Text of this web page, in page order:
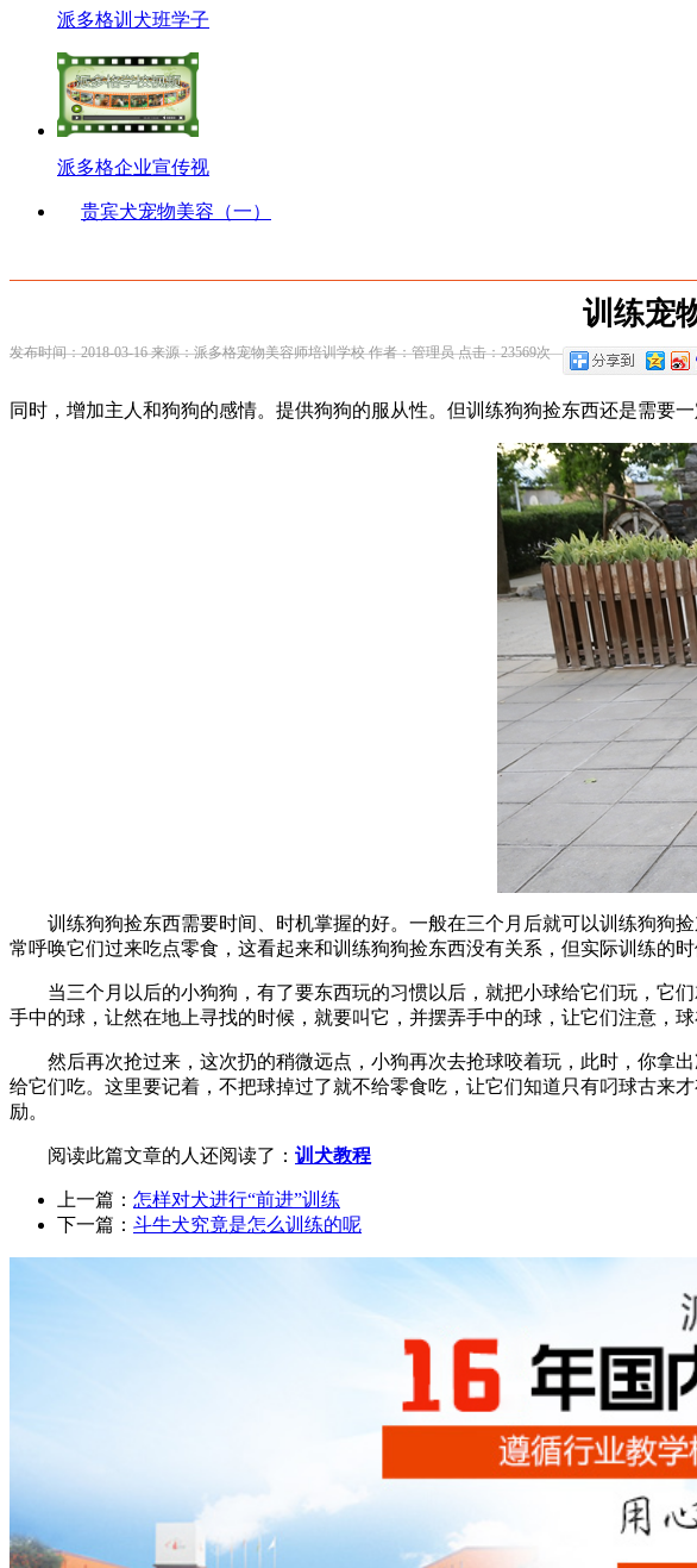
派多格训犬班学子
派多格企业宣传视
贵宾犬宠物美容（一）
训练宠
发布时间：2018-03-16 来源：派多格宠物美容师培训学校 作者：管理员 点击：23569次
同时，增加主人和狗狗的感情。提供狗狗的服从性。但训练狗狗捡东西还是需要
训练狗狗捡东西需要时间、时机掌握的好。一般在三个月后就可以训练狗狗
常呼唤它们过来吃点零食，这看起来和训练狗狗捡东西没有关系，但实际训练的
当三个月以后的小狗狗，有了要东西玩的习惯以后，就把小球给它们玩，它
手中的球，让然在地上寻找的时候，就要叫它，并摆弄手中的球，让它们注意，
然后再次抢过来，这次扔的稍微远点，小狗再次去抢球咬着玩，此时，你拿
给它们吃。这里要记着，不把球掉过了就不给零食吃，让它们知道只有叼球古来
励。
阅读此篇文章的人还阅读了： 训犬教程
上一篇： 怎样对犬进行“前进”训练
下一篇： 斗牛犬究竟是怎么训练的呢